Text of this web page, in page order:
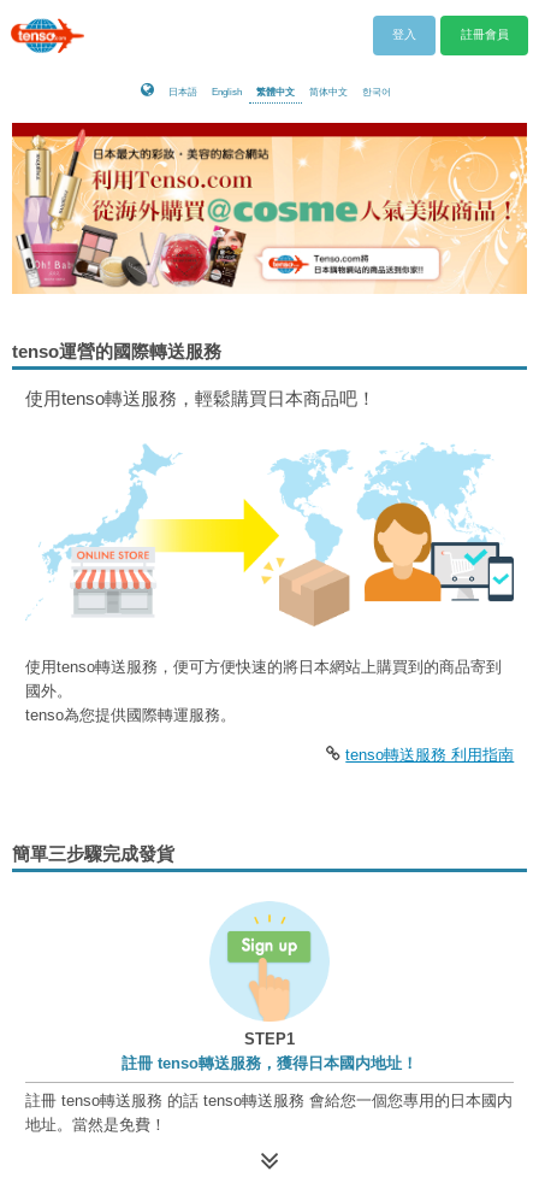
登入 註冊會員
日本語 English 繁體中文 简体中文 한국어
tenso運營的國際轉送服務
使用tenso轉送服務，輕鬆購買日本商品吧！
使用tenso轉送服務，便可方便快速的將日本網站上購買到的商品寄到
國外。
tenso為您提供國際轉運服務。
tenso轉送服務 利用指南
簡單三步驟完成發貨
STEP1
註冊 tenso轉送服務，獲得日本國内地址！
註冊 tenso轉送服務 的話 tenso轉送服務 會給您一個您專用的日本國内
地址。當然是免費！